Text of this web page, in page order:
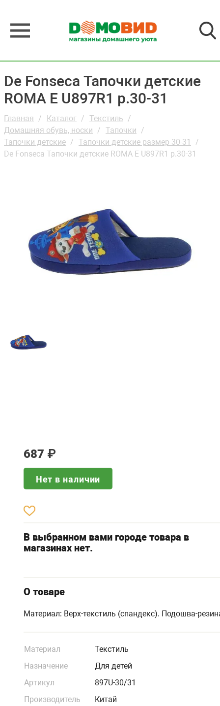
De Fonseca Тапочки детские
ROMA E U897R1 р.30-31
Главная Каталог
Текстиль
Домашняя обувь, носки
Тапочки
Тапочки детские
Тапочки детские размер 30-31
De Fonseca Тапочки детские ROMA E U897R1 р.30-31
687 ₽
Нет в наличии
В выбранном вами городе товара в
магазинах нет.
О товаре
Материал: Верх-текстиль (спандекс). Подошва-
Материал
Текстиль
Назначение
Для детей
Артикул
897U-30/31
Производитель
Китай